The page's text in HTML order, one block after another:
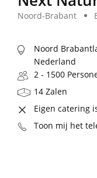
Noord-Brabant
Noord
Nederland
2 - 1500
14 Zalen
Eigen catering
Toon mij het